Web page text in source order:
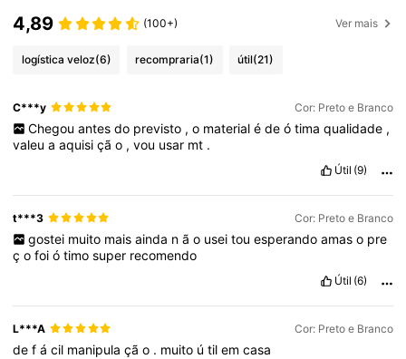
4,89 (100+) Ver mais
logística veloz(6) recompraria(1) útil(21)
C***y Cor: Preto e Branco
Chegou antes do previsto , o material é de ó tima qualidade ,
valeuaaquisição ,vou usar mt .
Útil (9)
t***3 Cor: Preto e Branco
gostei muito mais ainda n ã o usei tou esperando amas o pre
çofoiótimosuper recomendo
Útil (6)
L***A Cor: Preto e Branco
defácil manipulação . muito útilemcasa